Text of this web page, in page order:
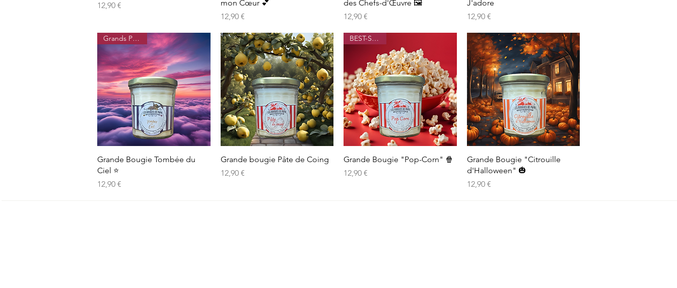
Prix
12,90 €
mon Cœur 💕
Prix
12,90 €
des Chefs-d'Œuvre 🖼️
Prix
12,90 €
J'adore
Prix
12,90 €
Aperçu rapide
Grands Parfums
Grande Bougie Tombée du
Ciel ⭐️
Prix
12,90 €
Aperçu rapide
Grande bougie Pâte de Coing
Prix
12,90 €
Aperçu rapide
BEST-SELLER
Grande Bougie "Pop-Corn" 🍿
Prix
12,90 €
Aperçu rapide
Grande Bougie "Citrouille
d'Halloween" 🎃
Prix
12,90 €